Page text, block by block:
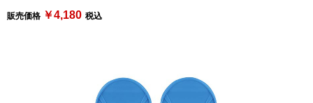
販売価格 ￥4,180 税込